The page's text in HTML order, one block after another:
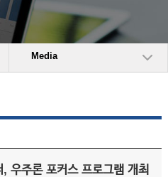
Media
우주론 포커스 프로그램 개최